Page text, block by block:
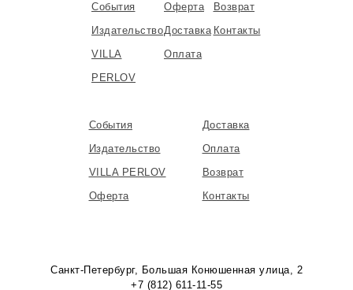
События
Издательство
VILLA
PERLOV
Оферта
Доставка
Оплата
Возврат
Контакты
События
Издательство
VILLA PERLOV
Оферта
Доставка
Оплата
Возврат
Контакты
Санкт-Петербург, Большая Конюшенная улица, 2
+7 (812) 611-11-55